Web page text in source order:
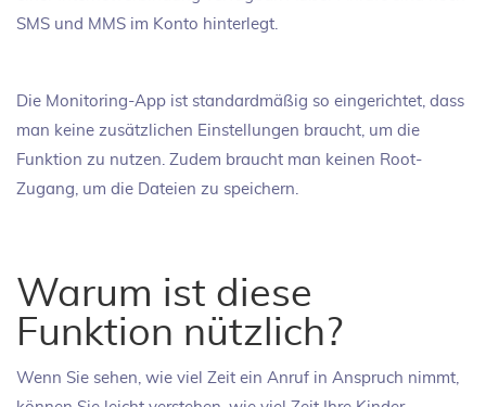
SMS und MMS im Konto hinterlegt.
Die Monitoring-App ist standardmäßig so eingerichtet, dass
man keine zusätzlichen Einstellungen braucht, um die
Funktion zu nutzen. Zudem braucht man keinen Root-
Zugang, um die Dateien zu speichern.
Warum ist diese
Funktion nützlich?
Wenn Sie sehen, wie viel Zeit ein Anruf in Anspruch nimmt,